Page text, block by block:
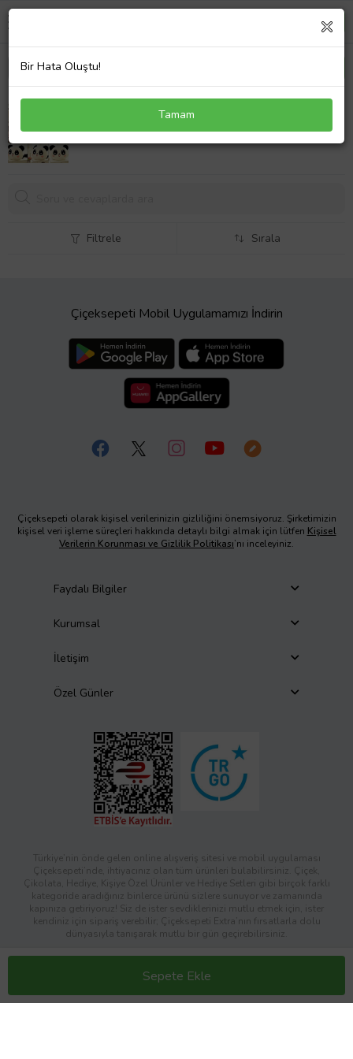
Sevimli Panda Yastık
Sepete Ekle
Filtrele Sırala
Çiçeksepeti Mobil Uygulamamızı İndirin
Çiçeksepeti olarak kişisel verilerinizin gizliliğini önemsiyoruz. Şirketimizin
kişisel veri işleme süreçleri hakkında detaylı bilgi almak için lütfen Kişisel
Verilerin Korunması ve Gizlilik Politikası’nı inceleyiniz.
Faydalı Bilgiler
Kurumsal
İletişim
Özel Günler
Türkiye’nin önde gelen online alışveriş sitesi ve mobil uygulaması
Çiçeksepeti’nde, ihtiyacınız olan tüm ürünleri bulabilirsiniz. Çiçek,
Çikolata, Hediye, Kişiye Özel Ürünler ve Hediye Setleri gibi birçok farklı
kategoride aradığınız binlerce ürünü sizlere sunuyor ve zamanında
kapınıza getiriyoruz! Siz de ister sevdiklerinizi mutlu etmek için, ister
kendiniz için sipariş verebilir; Çiçeksepeti Extra’nın fırsatlarla dolu
dünyasıyla tanışarak mutlu bir gün geçirebilirsiniz.
Copyright © 2026 Çiçeksepeti İnternet Hizmetleri A.Ş
Bir Hata Oluştu!
Tamam